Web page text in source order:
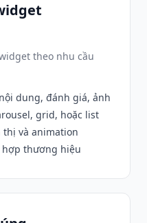
theo nhu cầu
dung, đánh giá, ảnh
grid, hoặc list
và animation
hợp thương hiệu